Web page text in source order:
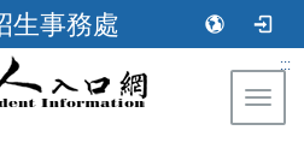
生事務處
:::